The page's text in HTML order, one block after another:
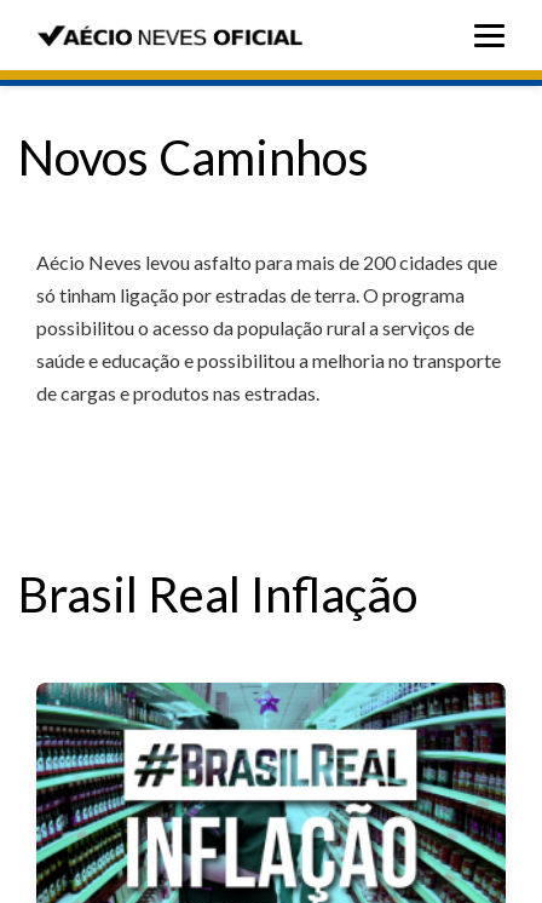
Novos Caminhos
Aécio Neves levou asfalto para mais de 200 cidades que
só tinham ligação por estradas de terra. O programa
possibilitou o acesso da população rural a serviços de
saúde e educação e possibilitou a melhoria no transporte
de cargas e produtos nas estradas.
Brasil Real Inflação